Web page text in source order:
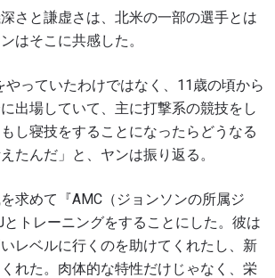
さと謙虚さは、北米の一部の選手とは
はそこに共感した。
やっていたわけではなく、11歳の頃から
出場していて、主に打撃系の競技をし
し寝技をすることになったらどうなる
たんだ」と、ヤンは振り返る。
を求めて『AMC（ジョンソンの所属ジ
とトレーニングをすることにした。彼は
レベルに行くのを助けてくれたし、新
れた。肉体的な特性だけじゃなく、栄